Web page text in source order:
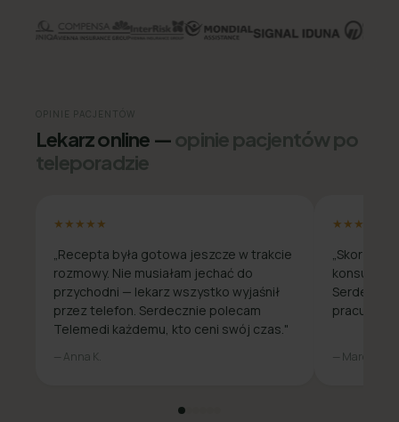
OPINIE PACJENTÓW
Lekarz online —opinie pacjentów po
teleporadzie
★★★★★
„Recepta była gotowa jeszcze w trakcie
rozmowy. Nie musiałam jechać do
przychodni — lekarz wszystko wyjaśnił
przez telefon. Serdecznie polecam
Telemedi każdemu, kto ceni swój czas."
— Anna K.
★★★★★
pracuje
— Marcin W.